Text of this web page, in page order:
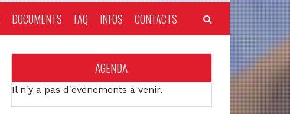
DOCUMENTS FAQ INFOS CONTACTS
AGENDA
Il n'y a pas d'événements à venir.